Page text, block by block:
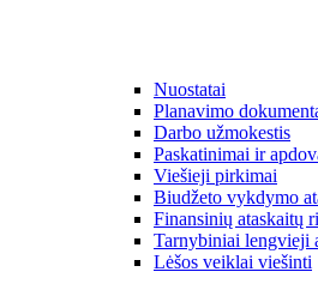
Nuostatai
Planavimo
Darbo užmokestis
Paskatinimai ir
Viešieji pirkimai
Biudžeto vykdymo
Finansinių ataskaitų
Tarnybiniai lengvieji
Lėšos veiklai viešinti